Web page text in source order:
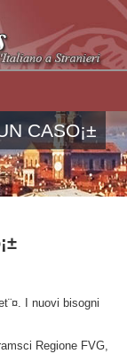
CASO¡±
I nuovi bisogni
Regione FVG,